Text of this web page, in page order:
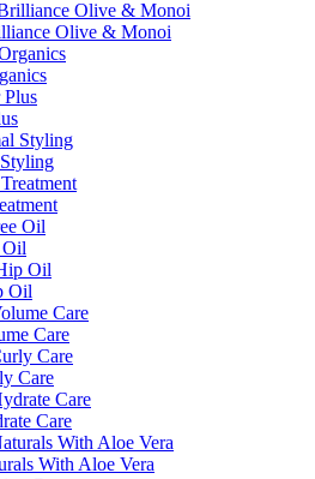
Olive & Monoi
Oil
Oil
Care
Care
Care
With Aloe Vera